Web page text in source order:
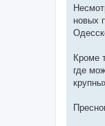
е
н
я
новых
Кроме
где